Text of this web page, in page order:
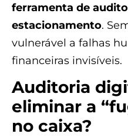
ferramenta de
estacionamento.
vulnerável a falhas
financeiras invisíveis.
Auditoria
eliminar a
no caixa?